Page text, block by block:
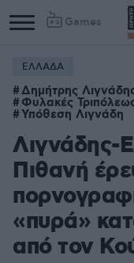
Games
ΕΛΛΑΔΑ
Δημήτρης
Φυλακές
Υπόθεση Λιγνάδη
Λιγνάδης-
Πιθανή
«πυρά»
από τον